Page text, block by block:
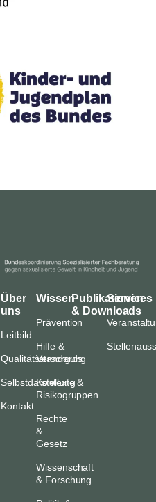
Über
uns
Leitbild
Qualitätsstandards
Selbstdarstellung
Kontakt
Wissen
Prävention
Hilfe &
Versorgung
Kontexte &
Risikogruppen
Rechte
&
Gesetz
Wissenschaft
& Forschung
Publikationen
& Downloads
Services